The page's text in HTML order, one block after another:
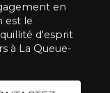
en
est le
d'esprit
à La Queue-